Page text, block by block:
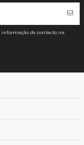
de contacto na